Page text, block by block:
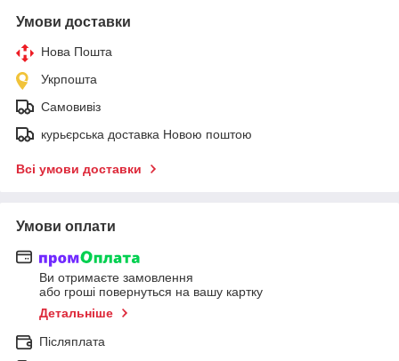
Умови доставки
Нова Пошта
Укрпошта
Самовивіз
курьєрська доставка Новою поштою
Всі умови доставки
Умови оплати
Ви отримаєте замовлення
або гроші повернуться на вашу картку
Детальніше
Післяплата